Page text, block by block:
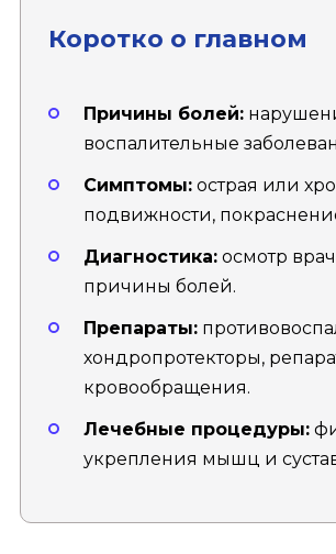
Коротко о главном
Причины болей:
воспалительные
Симптомы: острая или
подвижности,
Диагностика: осмотр
причины болей.
Препараты:
хондропротекторы,
кровообращения.
Лечебные процедуры:
укрепления мышц и